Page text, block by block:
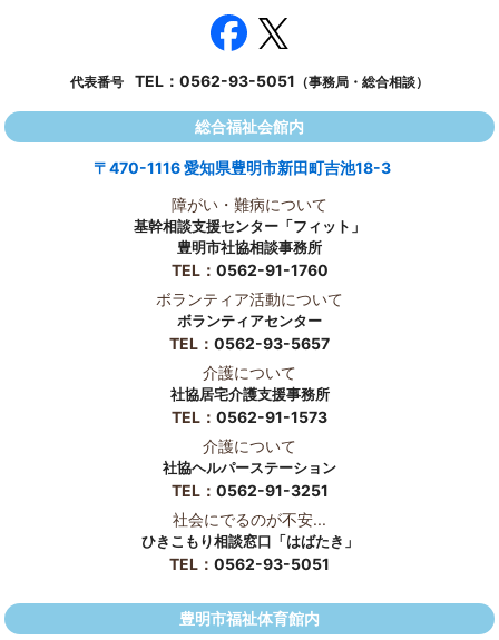
代表番号 TEL： 0562-93-5051 （事務局・総合相談）
総合福祉会館内
〒470-1116 愛知県豊明市新田町吉池18-3
障がい・難病について
基幹相談支援センター「フィット」
豊明市社協相談事務所
TEL： 0562-91-1760
ボランティア活動について
ボランティアセンター
TEL： 0562-93-5657
介護について
社協居宅介護支援事務所
TEL： 0562-91-1573
介護について
社協ヘルパーステーション
TEL： 0562-91-3251
社会にでるのが不安...
ひきこもり相談窓口「はばたき」
TEL： 0562-93-5051
豊明市福祉体育館内